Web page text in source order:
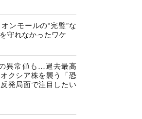
ンモールの“完璧”な
守れなかったワケ
異常値も…過去最高
クシア株を襲う「恐
発局面で注目したい